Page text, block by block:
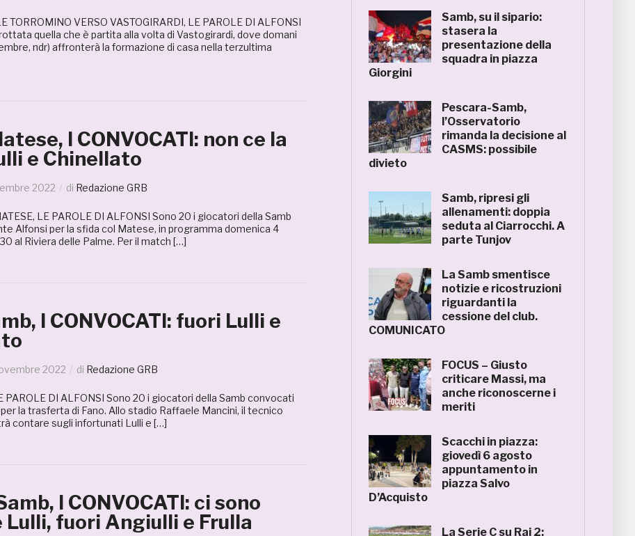
TORROMINO VERSO VASTOGIRARDI, LE PAROLE DI ALFONSI
quella che è partita alla volta di Vastogirardi, dove domani
ndr) affronterà la formazione di casa nella terzultima
I CONVOCATI: non ce la
e Chinellato
2022 di Redazione GRB
LE PAROLE DI ALFONSI Sono 20 i giocatori della Samb
Alfonsi per la sfida col Matese, in programma domenica 4
al Riviera delle Palme. Per il match […]
I CONVOCATI: fuori Lulli e
2022 di Redazione GRB
PAROLE DI ALFONSI Sono 20 i giocatori della Samb convocati
la trasferta di Fano. Allo stadio Raffaele Mancini, il tecnico
contare sugli infortunati Lulli e […]
I CONVOCATI: ci sono
Lulli, fuori Angiulli e Frulla
Samb, su il sipario:
stasera la
presentazione della
squadra in piazza
Giorgini
Pescara-Samb,
l’Osservatorio
rimanda la decisione al
CASMS: possibile
divieto
Samb, ripresi gli
allenamenti: doppia
seduta al Ciarrocchi. A
parte Tunjov
La Samb smentisce
notizie e ricostruzioni
riguardanti la
cessione del club.
COMUNICATO
FOCUS – Giusto
criticare Massi, ma
anche riconoscerne i
meriti
Scacchi in piazza:
giovedì 6 agosto
appuntamento in
piazza Salvo
D’Acquisto
La Serie C su Rai 2: